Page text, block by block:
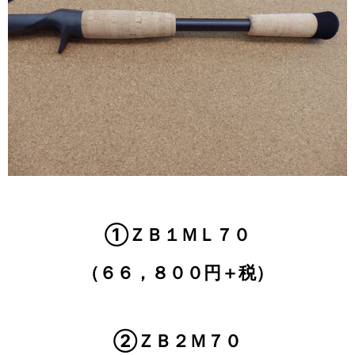
①ＺＢ１ＭＬ７０
（６６，８００円＋税）
②ＺＢ２Ｍ７０